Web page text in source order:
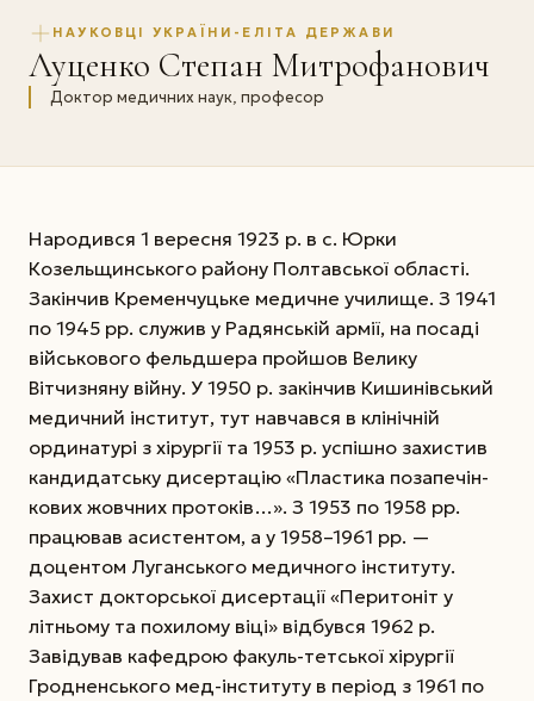
НАУКОВЦІ УКРАЇНИ-ЕЛІТА ДЕРЖАВИ
Луценко Степан Митрофанович
Доктор медичних наук, професор
Народився 1 вересня 1923 р. в с. Юрки
Козельщинського району Полтавської області.
Закінчив Кременчуцьке медичне училище. З 1941
по 1945 рр. служив у Радянській армії, на посаді
військового фельдшера пройшов Велику
Вітчизняну війну. У 1950 р. закінчив Кишинівський
медичний інститут, тут навчався в клінічній
ординатурі з хірургії та 1953 р. успішно захистив
кандидатську дисертацію «Пластика позапечін-
кових жовчних протоків…». З 1953 по 1958 рр.
працював асистентом, а у 1958–1961 рр. —
доцентом Луганського медичного інституту.
Захист докторської дисертації «Перитоніт у
літньому та похилому віці» відбувся 1962 р.
Завідував кафедрою факуль-тетської хірургії
Гродненського мед-інституту в період з 1961 по